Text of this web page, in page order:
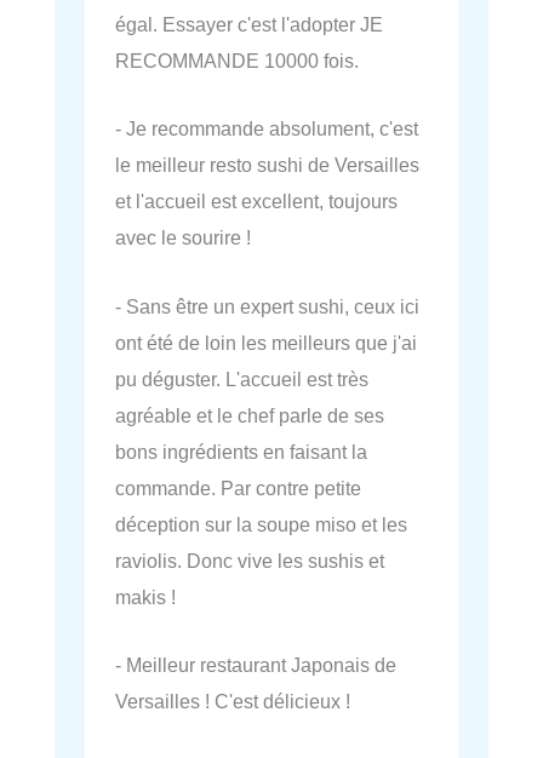
égal. Essayer c'est l'adopter JE
RECOMMANDE 10000 fois.
- Je recommande absolument, c'est
le meilleur resto sushi de Versailles
et l'accueil est excellent, toujours
avec le sourire !
- Sans être un expert sushi, ceux ici
ont été de loin les meilleurs que j'ai
pu déguster. L'accueil est très
agréable et le chef parle de ses
bons ingrédients en faisant la
commande. Par contre petite
déception sur la soupe miso et les
raviolis. Donc vive les sushis et
makis !
- Meilleur restaurant Japonais de
Versailles ! C'est délicieux !